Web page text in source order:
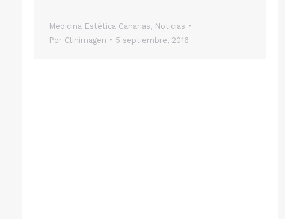
Medicina Estética Canarias, Noticias
Por Clinimagen 5 septiembre, 2016